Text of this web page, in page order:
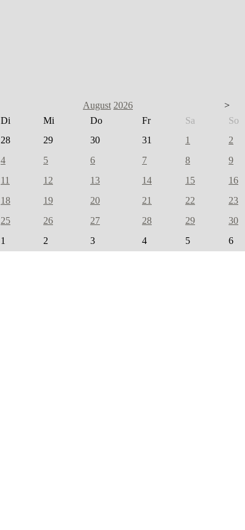
August 2026
>
Di Mi Do Fr Sa
So
28 29 30 31 1
2
4 5 6 7 8
9
11 12 13 14 15
16
18 19 20 21 22
23
25 26 27 28 29
30
1 2 3 4 5
6